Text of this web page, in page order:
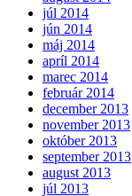
júl 2014
jún 2014
máj 2014
apríl 2014
marec 2014
február 2014
december 2013
november 2013
október 2013
september 2013
august 2013
júl 2013